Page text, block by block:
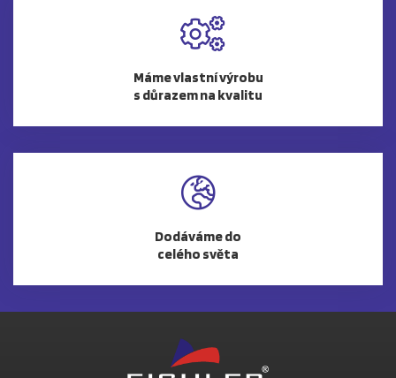
Máme vlastní výrobu
s důrazem na kvalitu
Dodáváme do
celého světa